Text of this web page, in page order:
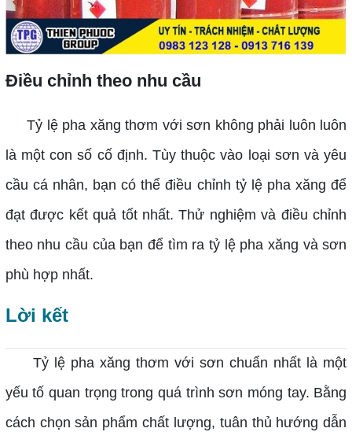
Điều chỉnh theo nhu cầu
Tỷ lệ pha xăng thơm với sơn không phải luôn luôn
là một con số cố định. Tùy thuộc vào loại sơn và yêu
cầu cá nhân, bạn có thể điều chỉnh tỷ lệ pha xăng để
đạt được kết quả tốt nhất. Thử nghiệm và điều chỉnh
theo nhu cầu của bạn để tìm ra tỷ lệ pha xăng và sơn
phù hợp nhất.
Lời kết
Tỷ lệ pha xăng thơm với sơn chuẩn nhất là một
yếu tố quan trọng trong quá trình sơn móng tay. Bằng
cách chọn sản phẩm chất lượng, tuân thủ hướng dẫn